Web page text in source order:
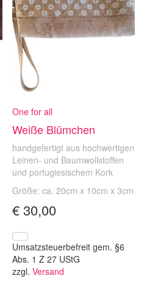
One for all
Weiße Blümchen
handgefertigt aus hochwertigen
Leinen- und Baumwollstoffen
und portugiesischem Kork
Größe: ca. 20cm x 10cm x 3cm
€30,00
Umsatzsteuerbefreit gem. §6
Abs. 1 Z 27 UStG
zzgl.Versand